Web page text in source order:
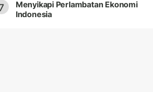
Menyikapi Perlambatan Ekonomi
Indonesia